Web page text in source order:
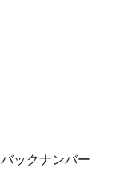
バックナンバー